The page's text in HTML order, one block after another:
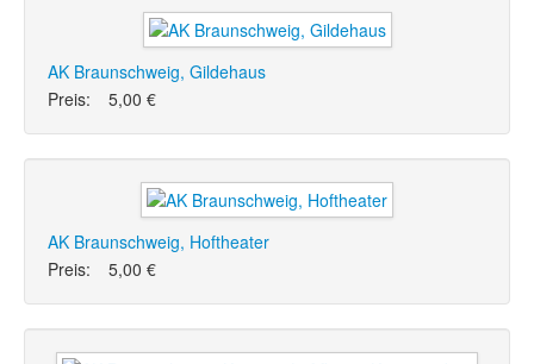
AK Braunschweig, Gildehaus
Preis:
5,00 €
AK Braunschweig, Hoftheater
Preis:
5,00 €